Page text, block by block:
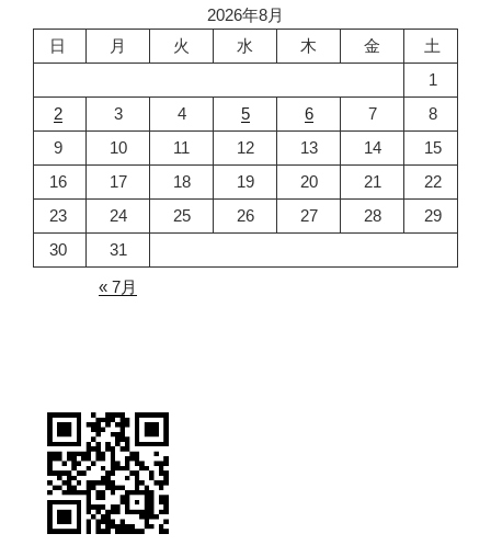
2026年8月
日
月 火 水 木 金
土
1
2
3 4 5 6 7
8
9
10 11 12 13 14
15
16
17 18 19 20 21
22
23
24 25 26 27 28
29
30
31
« 7月